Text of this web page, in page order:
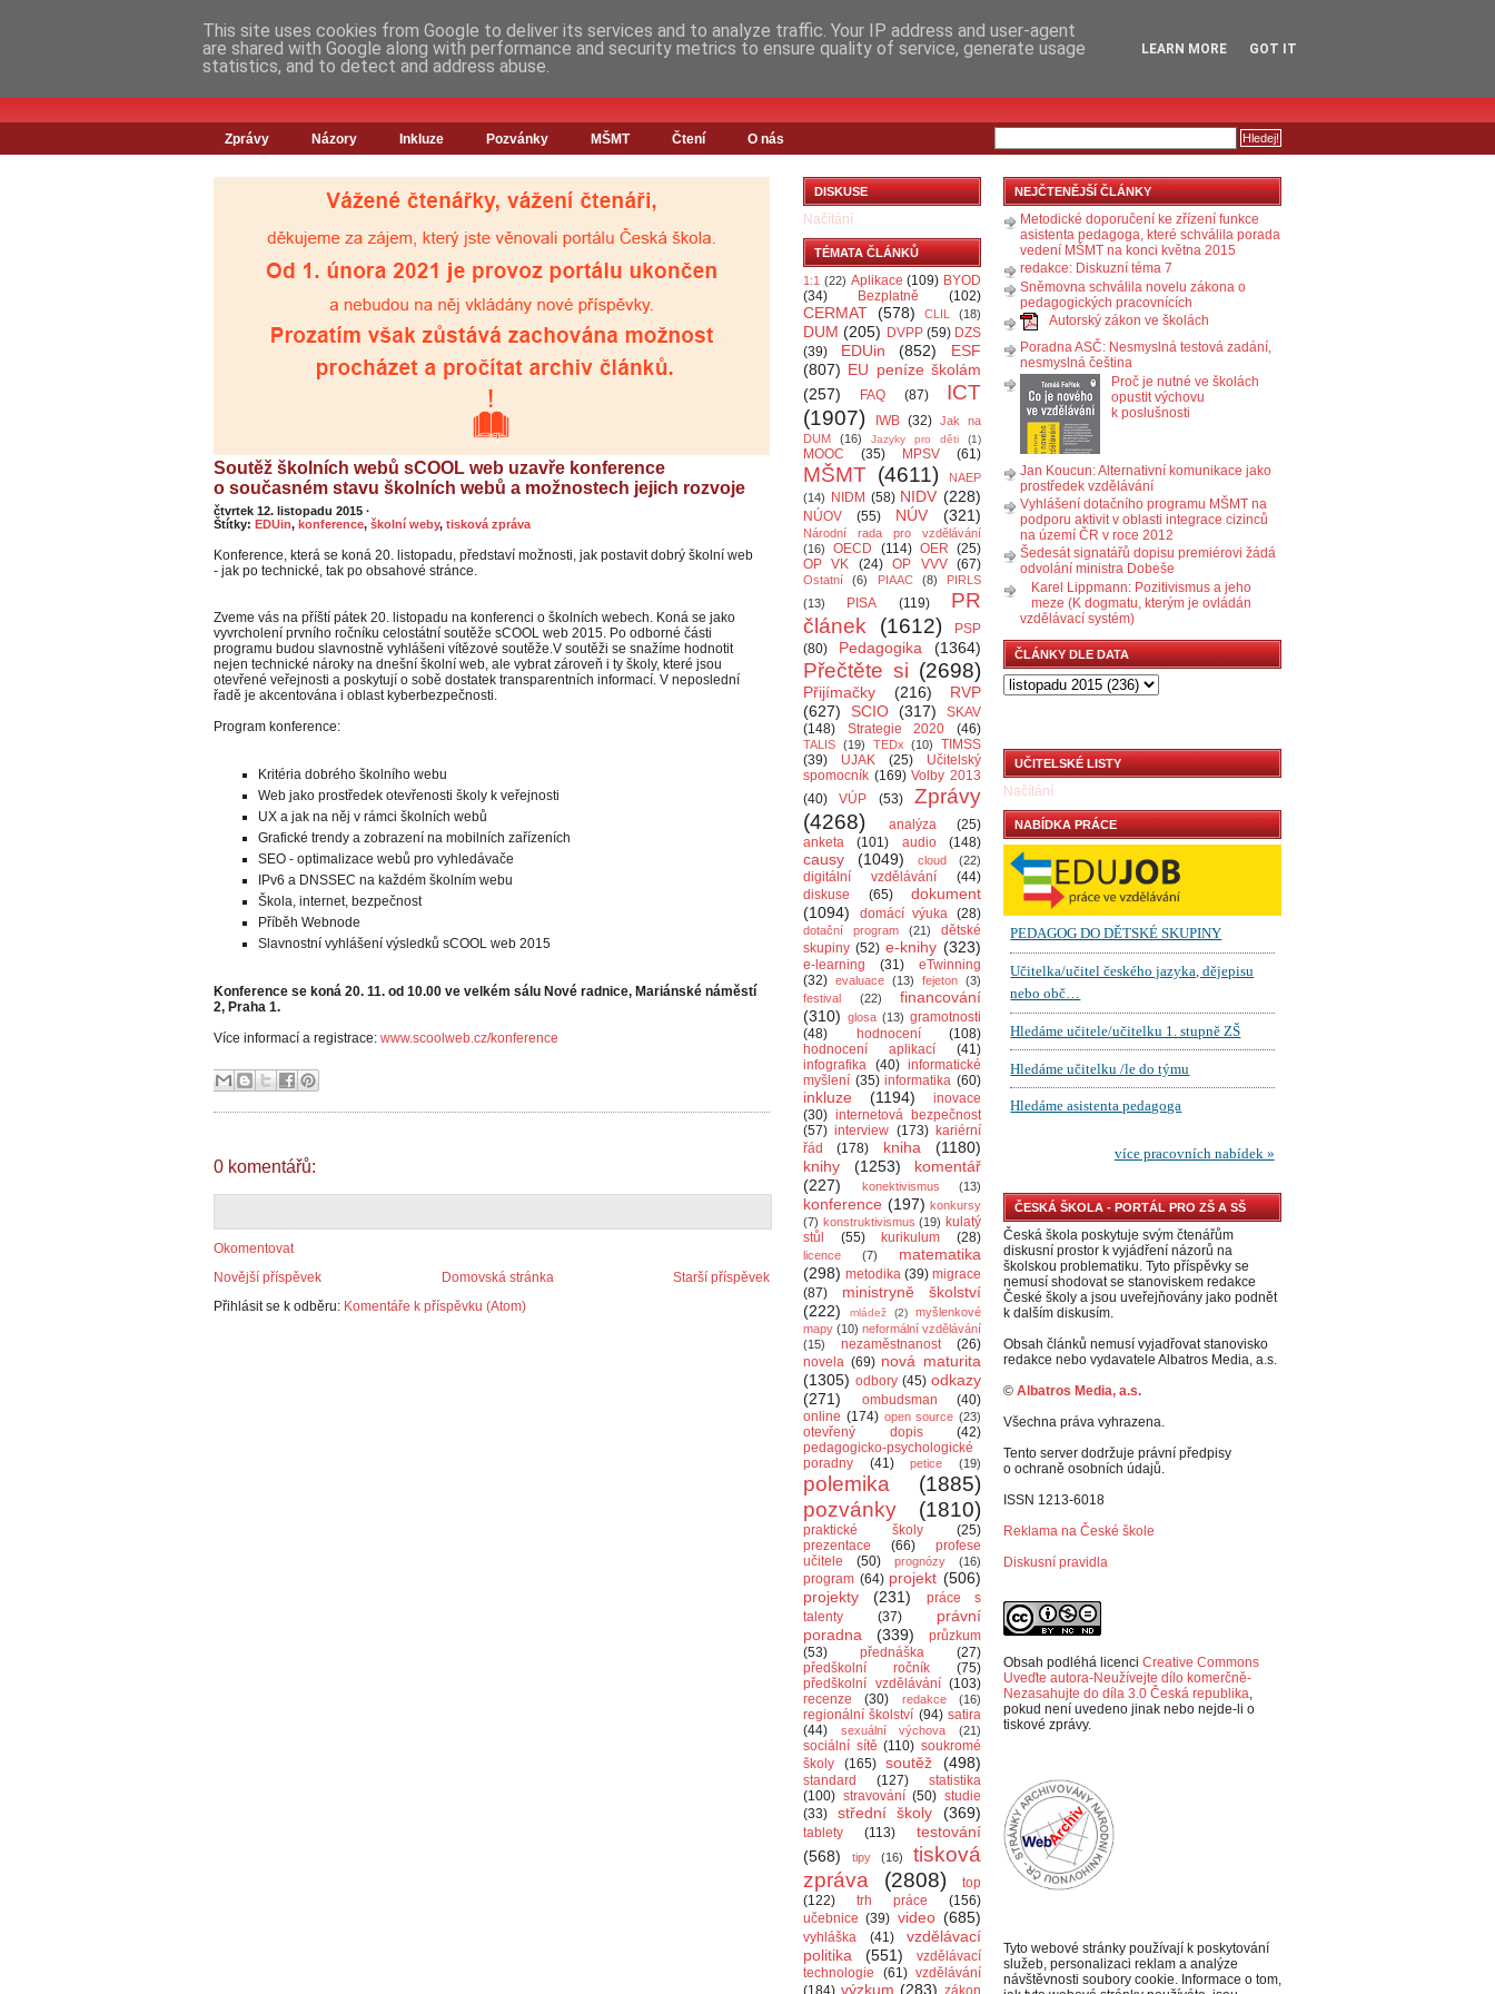
Zprávy Názory Inkluze Pozvánky MŠMT Čtení O nás
Soutěž školních webů sCOOL web uzavře konference
o současném stavu školních webů a možnostech jejich rozvoje
čtvrtek 12. listopadu 2015 ·
Štítky: EDUin, konference, školní weby, tisková zpráva
Konference, která se koná 20. listopadu, představí možnosti, jak postavit dobrý školní web
- jak po technické, tak po obsahové stránce.
Zveme vás na příští pátek 20. listopadu na konferenci o školních webech. Koná se jako
vyvrcholení prvního ročníku celostátní soutěže sCOOL web 2015. Po odborné části
programu budou slavnostně vyhlášeni vítězové soutěže.V soutěži se snažíme hodnotit
nejen technické nároky na dnešní školní web, ale vybrat zároveň i ty školy, které jsou
otevřené veřejnosti a poskytují o sobě dostatek transparentních informací. V neposlední
řadě je akcentována i oblast kyberbezpečnosti.
Program konference:
Kritéria dobrého školního webu
Web jako prostředek otevřenosti školy k veřejnosti
UX a jak na něj v rámci školních webů
Grafické trendy a zobrazení na mobilních zařízeních
SEO - optimalizace webů pro vyhledávače
IPv6 a DNSSEC na každém školním webu
Škola, internet, bezpečnost
Příběh Webnode
Slavnostní vyhlášení výsledků sCOOL web 2015
Konference se koná 20. 11. od 10.00 ve velkém sálu Nové radnice, Mariánské náměstí
2, Praha 1.
Více informací a registrace: www.scoolweb.cz/konference
0 komentářů:
Okomentovat
Novější příspěvek
Starší příspěvek
Domovská stránka
Přihlásit se k odběru: Komentáře k příspěvku (Atom)
DISKUSE
Načítání
TÉMATA ČLÁNKŮ
1:1 (22) Aplikace (109) BYOD
(34)
Bezplatně (102)
CERMAT (578) CLIL (18)
DUM (205) DVPP (59) DZS
(39)
EDUin (852)
ESF
(807) EU peníze školám
(257)
FAQ (87)
ICT
(1907)
IWB (32) Jak na
DUM
(16) Jazyky pro děti (1)
MOOC (35) MPSV (61)
MŠMT (4611)
NAEP
(14)
NIDM (58) NIDV (228)
NÚOV (55) NÚV (321)
Národní rada pro vzdělávání
(16)
OECD (114) OER (25)
OP VK
(24) OP VVV (67)
Ostatní (6) PIAAC (8)
PIRLS
(13)
PISA (119)
PR
článek
(1612)
PSP
(80)
Pedagogika (1364)
Přečtěte si (2698)
Přijímačky (216)
RVP
(627)
SCIO (317)
SKAV
(148)
Strategie 2020 (46)
TALIS (19) TEDx (10)
TIMSS
(39)
UJAK (25)
Učitelský
spomocník (169) Volby 2013
(40)
VÚP (53)
Zprávy
(4268)
analýza
(25)
anketa
(101) audio (148)
causy (1049) cloud (22)
digitální vzdělávání
(44)
diskuse
(65)
dokument
(1094)
domácí výuka (28)
dotační program (21)
dětské
skupiny (52) e-knihy (323)
e-learning (31)
eTwinning
(32) evaluace (13) fejeton (3)
festival
(22)
financování
(310) glosa (13) gramotnosti
(48)
hodnocení
(108)
hodnocení aplikací
(41)
infografika (40) informatické
myšlení (35) informatika (60)
inkluze (1194)
inovace
(30) internetová bezpečnost
(57) interview (173) kariérní
řád
(178) kniha
(1180)
knihy
(1253)
komentář
(227)
konektivismus (13)
konference (197) konkursy
(7) konstruktivismus (19) kulatý
stůl
(55) kurikulum (28)
licence (7)
matematika
(298) metodika (39) migrace
(87)
ministryně školství
(222)
mládež (2)
myšlenkové
mapy (10) neformální vzdělávání
(15)
nezaměstnanost
(26)
novela (69) nová maturita
(1305) odbory (45) odkazy
(271)
ombudsman
(40)
online (174) open source (23)
otevřený dopis
(42)
pedagogicko-psychologické
poradny
(41) petice (19)
polemika
(1885)
pozvánky
(1810)
praktické školy
(25)
prezentace
(66)
profese
učitele
(50) prognózy (16)
program (64) projekt (506)
projekty
(231)
práce s
talenty
(37)
právní
poradna
(339)
průzkum
(53)
přednáška
(27)
předškolní ročník
(75)
předškolní vzdělávání (103)
recenze
(30) redakce (16)
regionální školství (94) satira
(44)
sexuální výchova (21)
sociální sítě (110) soukromé
školy
(165) soutěž (498)
standard (127)
statistika
(100) stravování (50) studie
(33)
střední školy (369)
tablety (113)
testování
(568)
tipy (16)
tisková
zpráva
(2808)
top
(122)
trh práce
(156)
učebnice (39) video (685)
vyhláška (41)
vzdělávací
politika
(551)
vzdělávací
technologie
(61) vzdělávání
(184) výzkum (283) zákon
NEJČTENĚJŠÍ ČLÁNKY
Metodické doporučení ke zřízení funkce
asistenta pedagoga, které schválila porada
vedení MŠMT na konci května 2015
redakce: Diskuzní téma 7
Sněmovna schválila novelu zákona o
pedagogických pracovnících
Autorský zákon ve školách
Poradna ASČ: Nesmyslná testová zadání,
nesmyslná čeština
Proč je nutné ve školách
opustit výchovu
k poslušnosti
Jan Koucun: Alternativní komunikace jako
prostředek vzdělávání
Vyhlášení dotačního programu MŠMT na
podporu aktivit v oblasti integrace cizinců
na území ČR v roce 2012
Šedesát signatářů dopisu premiérovi žádá
odvolání ministra Dobeše
Karel Lippmann: Pozitivismus a jeho
meze (K dogmatu, kterým je ovládán
vzdělávací systém)
ČLÁNKY DLE DATA
UČITELSKÉ LISTY
Načítání
NABÍDKA PRÁCE
ČESKÁ ŠKOLA - PORTÁL PRO ZŠ A SŠ
Česká škola poskytuje svým čtenářům
diskusní prostor k vyjádření názorů na
školskou problematiku. Tyto příspěvky se
nemusí shodovat se stanoviskem redakce
České školy a jsou uveřejňovány jako podnět
k dalším diskusím.
Obsah článků nemusí vyjadřovat stanovisko
redakce nebo vydavatele Albatros Media, a.s.
© Albatros Media, a.s.
Všechna práva vyhrazena.
Tento server dodržuje právní předpisy
o ochraně osobních údajů.
ISSN 1213-6018
Reklama na České škole
Diskusní pravidla
Obsah podléhá licenci Creative Commons
Uveďte autora-Neužívejte dílo komerčně-
Nezasahujte do díla 3.0 Česká republika,
pokud není uvedeno jinak nebo nejde-li o
tiskové zprávy.
Tyto webové stránky používají k poskytování
služeb, personalizaci reklam a analýze
návštěvnosti soubory cookie. Informace o tom,
This site uses cookies from Google to deliver its services and to analyze traffic. Your IP address and user-agent
are shared with Google along with performance and security metrics to ensure quality of service, generate usage
statistics, and to detect and address abuse.
LEARN MORE GOT IT